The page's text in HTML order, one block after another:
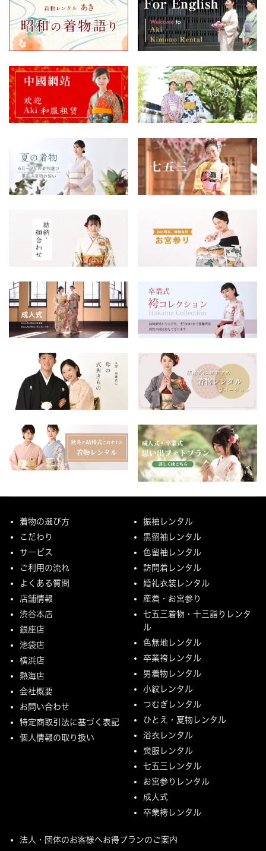
着物の選び方
こだわり
サービス
ご利用の流れ
よくある質問
店舗情報
渋谷本店
銀座店
池袋店
横浜店
熱海店
会社概要
お問い合わせ
特定商取引法に基づく表記
個人情報の取り扱い
振袖レンタル
黒留袖レンタル
色留袖レンタル
訪問着レンタル
婚礼衣装レンタル
産着・お宮参り
七五三着物・十三詣りレンタ
ル
色無地レンタル
卒業袴レンタル
男着物レンタル
小紋レンタル
つむぎレンタル
ひとえ・夏物レンタル
浴衣レンタル
喪服レンタル
七五三レンタル
お宮参りレンタル
成人式
卒業袴レンタル
法人・団体のお客様へお得プランのご案内